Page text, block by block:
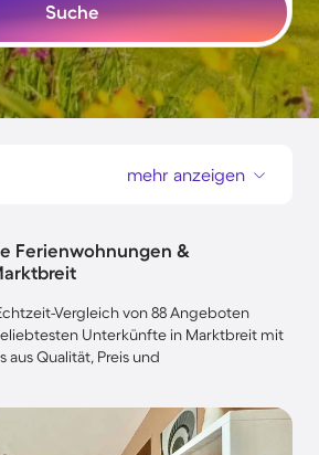
Suche
mehr anzeigen
Ferienwohnungen &
Vergleich von 88 Angeboten
Unterkünfte in Marktbreit mit
Qualität, Preis und